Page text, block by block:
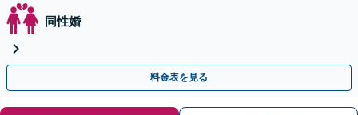
同性婚
料金表を見る